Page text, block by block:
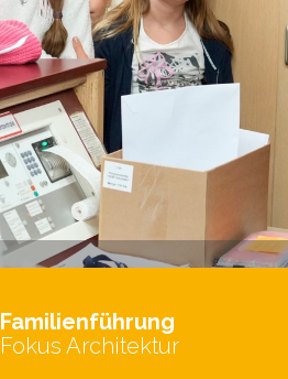
Fa­mi­li­en­füh­rung
Fokus Architektur